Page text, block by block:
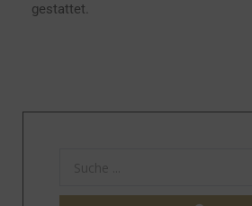
gestattet.